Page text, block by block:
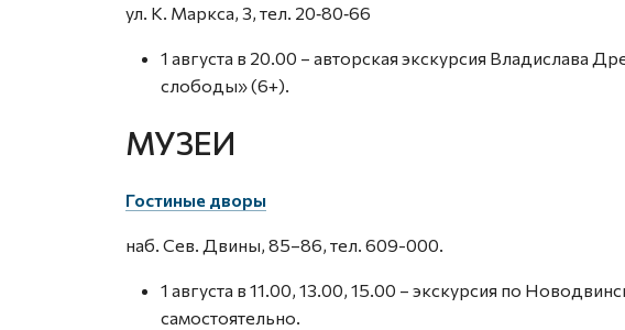
ул. К. Маркса, 3, тел. 20‑80‑66
1 августа в 20.00 – авторская экскурсия Владислава
слободы» (6+).
МУЗЕИ
Гостиные дворы
наб. Сев. Двины, 85–86, тел. 609-000.
1 августа в 11.00, 13.00, 15.00 – экскурсия по
самостоятельно.